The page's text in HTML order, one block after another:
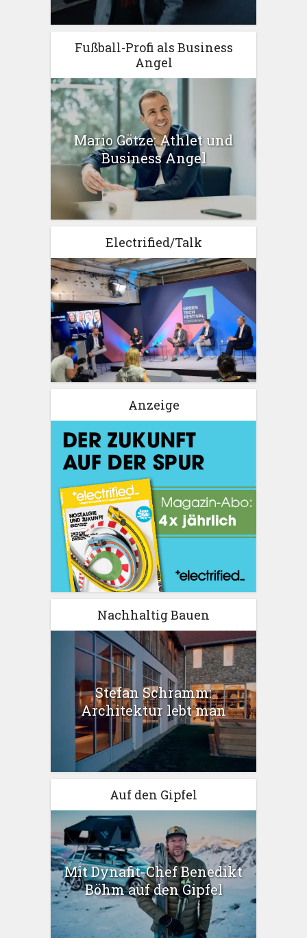
Fußball-Profi als Business
Angel
Mario Götze: Athlet und
Business Angel
Electrified/Talk
Anzeige
Nachhaltig Bauen
Stefan Schramm:
Architektur lebt man
Auf den Gipfel
Mit Dynafit-Chef Benedikt
Böhm auf den Gipfel